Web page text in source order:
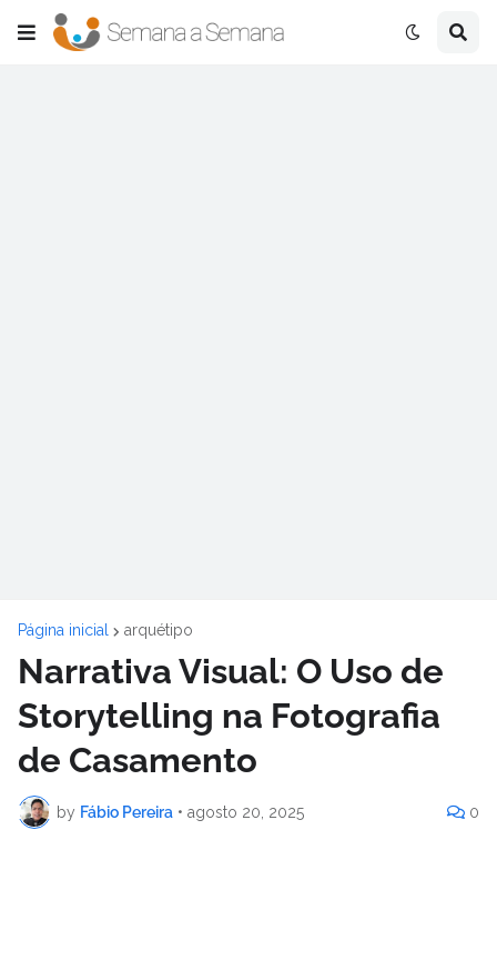
Página inicial arquétipo
Narrativa Visual: O Uso de
Storytelling na Fotografia
de Casamento
by Fábio Pereira • agosto 20, 2025 0